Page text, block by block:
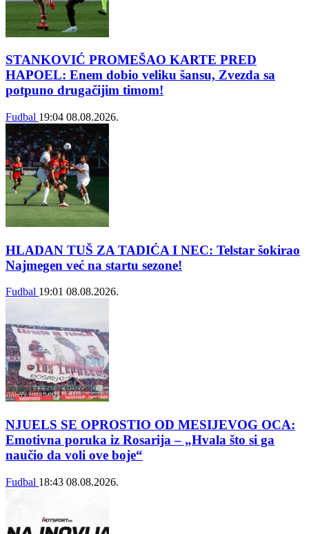
STANKOVIĆ PROMEŠAO KARTE PRED
HAPOEL: Enem dobio veliku šansu, Zvezda sa
potpuno drugačijim timom!
Fudbal 19:04 08.08.2026.
HLADAN TUŠ ZA TADIĆA I NEC: Telstar šokirao
Najmegen već na startu sezone!
Fudbal 19:01 08.08.2026.
NJUELS SE OPROSTIO OD MESIJEVOG OCA:
Emotivna poruka iz Rosarija – „Hvala što si ga
naučio da voli ove boje“
Fudbal 18:43 08.08.2026.